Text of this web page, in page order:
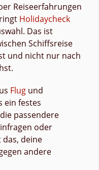
Reiseerfahrungen
Holidaycheck
Das ist
Schiffsreise
und nicht nur nach
Flug und
ein festes
die passendere
oder
deine
andere